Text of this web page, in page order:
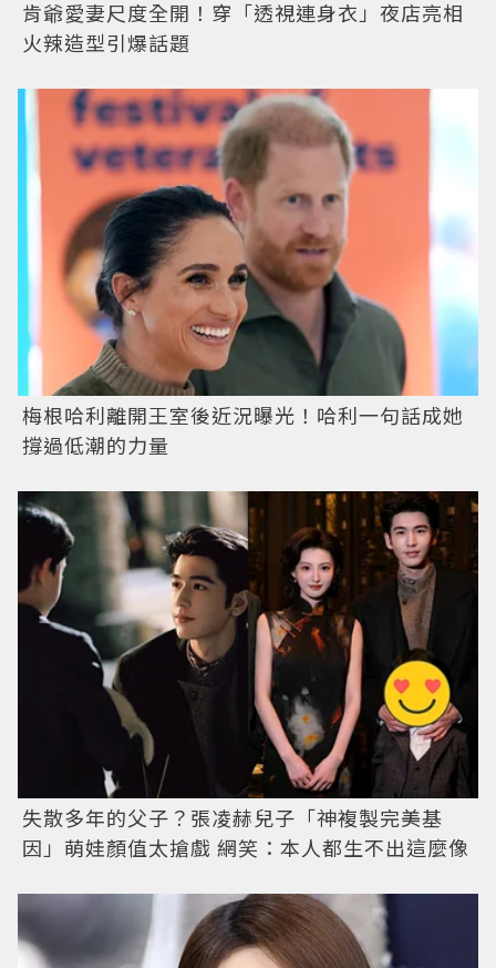
肯爺愛妻尺度全開！穿「透視連身衣」夜店亮相
火辣造型引爆話題
梅根哈利離開王室後近況曝光！哈利一句話成她
撐過低潮的力量
失散多年的父子？張凌赫兒子「神複製完美基
因」萌娃顏值太搶戲 網笑：本人都生不出這麼像